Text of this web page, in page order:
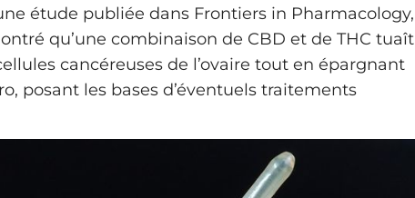
étude publiée dans Frontiers in Pharmacology,
qu’une combinaison de CBD et de THC tuaît
cancéreuses de l’ovaire tout en épargnant
posant les bases d’éventuels traitements